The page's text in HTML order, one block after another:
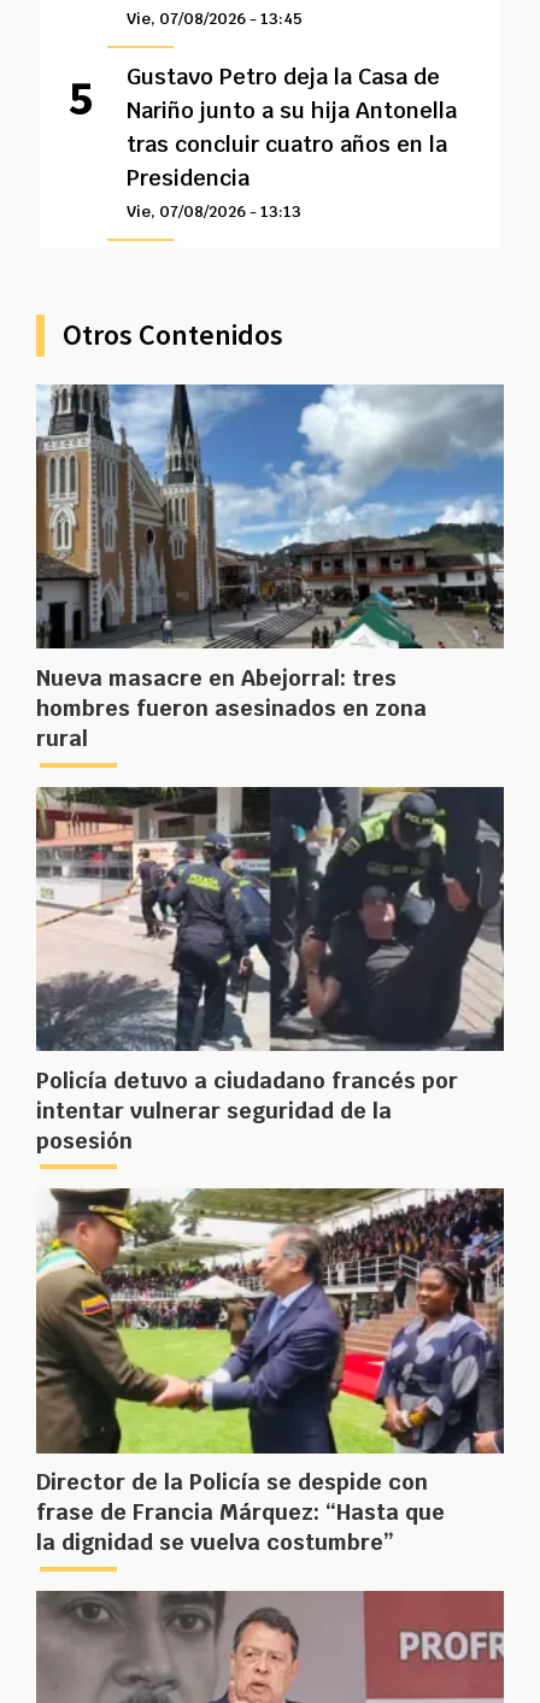
Vie, 07/08/2026 - 13:45
Gustavo Petro deja la Casa de
Nariño junto a su hija Antonella
tras concluir cuatro años en la
Presidencia
Vie, 07/08/2026 - 13:13
Otros Contenidos
Nueva masacre en Abejorral: tres
hombres fueron asesinados en zona
rural
Policía detuvo a ciudadano francés por
intentar vulnerar seguridad de la
posesión
Director de la Policía se despide con
frase de Francia Márquez: “Hasta que
la dignidad se vuelva costumbre”